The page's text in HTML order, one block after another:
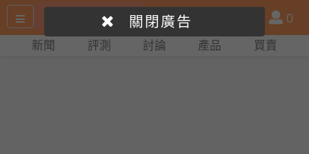
尋
產
品
比
會
員
0
新聞 評測 討論 產品 買賣
關閉廣告